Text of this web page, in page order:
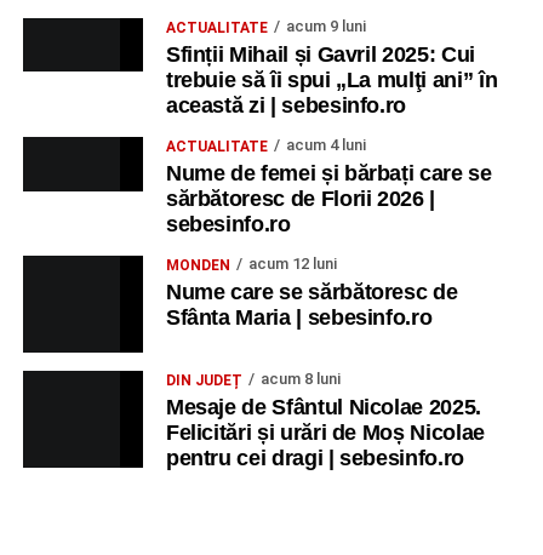
ACTUALITATE acum 9 luni
Sfinții Mihail și Gavril 2025: Cui
trebuie să îi spui „La mulţi ani” în
această zi | sebesinfo.ro
ACTUALITATE acum 4 luni
Nume de femei și bărbați care se
sărbătoresc de Florii 2026 |
sebesinfo.ro
MONDEN acum 12 luni
Nume care se sărbătoresc de
Sfânta Maria | sebesinfo.ro
DIN JUDEȚ acum 8 luni
Mesaje de Sfântul Nicolae 2025.
Felicitări și urări de Moș Nicolae
pentru cei dragi | sebesinfo.ro